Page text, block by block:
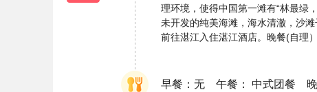
理环境，使得中国第一滩有“林最绿
未开发的纯美海滩，海水清澈，沙滩
前往湛江入住湛江酒店。晚餐(自理）
早餐：无 午餐： 中式团餐